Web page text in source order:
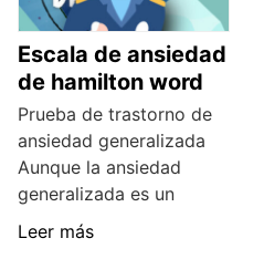
Escala de ansiedad
de hamilton word
Prueba de trastorno de
ansiedad generalizada
Aunque la ansiedad
generalizada es un
Leer más